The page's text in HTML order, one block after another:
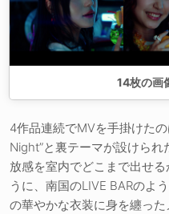
14枚の画
4作品連続でMVを手掛けた
Night”と裏テーマが設けら
放感を室内でどこまで出せ
うに、南国のLIVE BARのよ
の華やかな衣装に身を纏っ